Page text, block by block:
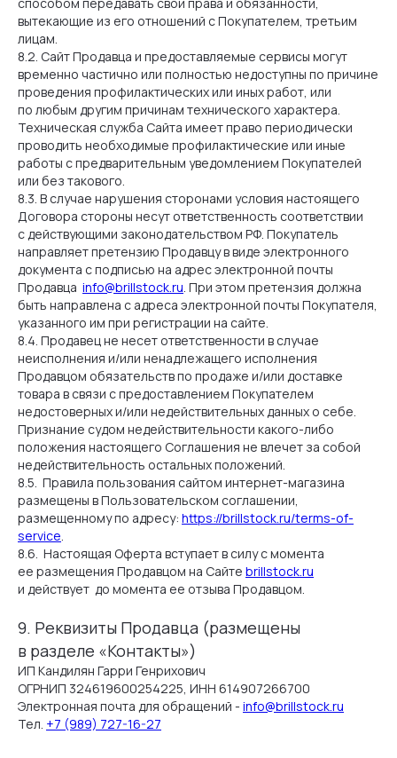
вытекающие из его отношений с Покупателем, третьим
лицам.
8.2. Сайт Продавца и предоставляемые сервисы могут
временно частично или полностью недоступны по причине
проведения профилактических или иных работ, или
по любым другим причинам технического характера.
Техническая служба Сайта имеет право периодически
проводить необходимые профилактические или иные
работы с предварительным уведомлением Покупателей
или без такового.
8.3. В случае нарушения сторонами условия настоящего
Договора стороны несут ответственность соответствии
с действующими законодательством РФ. Покупатель
направляет претензию Продавцу в виде электронного
документа с подписью на адрес электронной почты
Продавца info@brillstock.ru. При этом претензия должна
быть направлена с адреса электронной почты Покупателя,
указанного им при регистрации на сайте.
8.4. Продавец не несет ответственности в случае
неисполнения и/или ненадлежащего исполнения
Продавцом обязательств по продаже и/или доставке
товара в связи с предоставлением Покупателем
недостоверных и/или недействительных данных о себе.
Признание судом недействительности какого-либо
положения настоящего Соглашения не влечет за собой
недействительность остальных положений.
8.5. Правила пользования сайтом интернет-магазина
размещены в Пользовательском соглашении,
размещенному по адресу: https://brillstock.ru/terms-of-
service.
8.6. Настоящая Оферта вступает в силу с момента
ее размещения Продавцом на Сайте brillstock.ru
и действует до момента ее отзыва Продавцом.
9. Реквизиты Продавца (размещены
в разделе «Контакты»)
ИП Кандилян Гарри Генрихович
ОГРНИП 324619600254225, ИНН 614907266700
Электронная почта для обращений - info@brillstock.ru
Тел. +7 (989) 727-16-27